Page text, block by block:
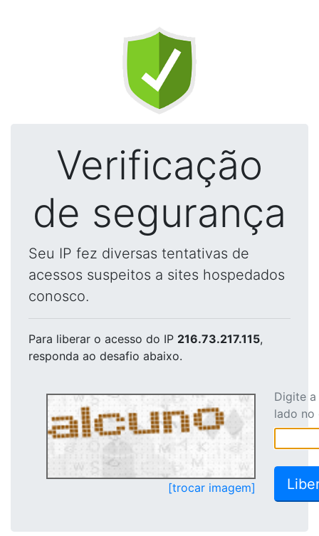
Verificação
de segurança
Seu IP fez diversas tentativas de
acessos suspeitos a sites hospedados
conosco.
Para liberar o acesso do IP 216.73.217.115,
responda ao desafio abaixo.
[trocar imagem]
Digite
lado no